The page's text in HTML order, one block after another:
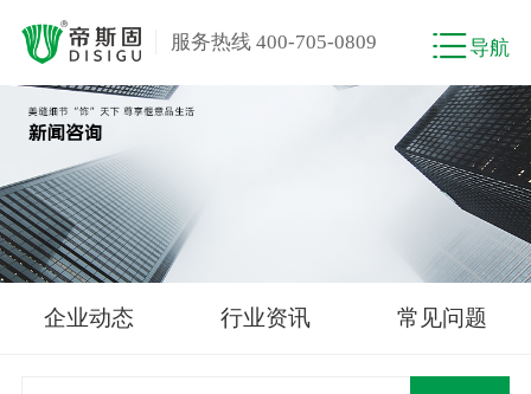
服务热线 400-705-0809 导航
企业动态 行业资讯 常见问题